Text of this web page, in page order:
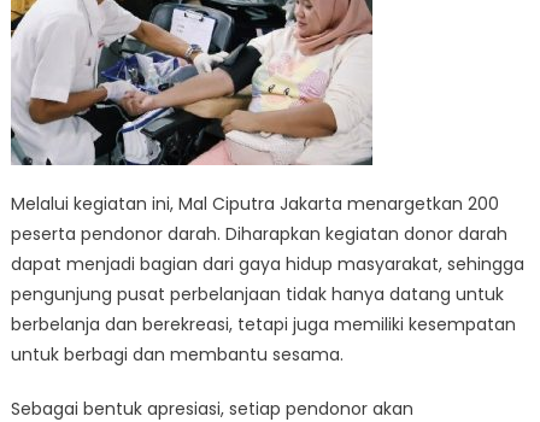
Melalui kegiatan ini, Mal Ciputra Jakarta menargetkan 200
peserta pendonor darah. Diharapkan kegiatan donor darah
dapat menjadi bagian dari gaya hidup masyarakat, sehingga
pengunjung pusat perbelanjaan tidak hanya datang untuk
berbelanja dan berekreasi, tetapi juga memiliki kesempatan
untuk berbagi dan membantu sesama.
Sebagai bentuk apresiasi, setiap pendonor akan